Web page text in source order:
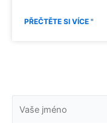
PŘEČTĚTE SI VÍCE "